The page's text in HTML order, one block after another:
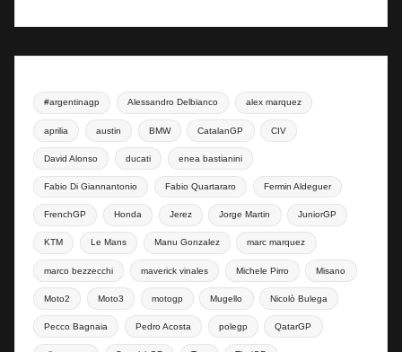
#argentinagp Alessandro Delbianco alex marquez
aprilia austin BMW CatalanGP CIV
David Alonso ducati enea bastianini
Fabio Di Giannantonio Fabio Quartararo Fermin Aldeguer
FrenchGP Honda Jerez Jorge Martin JuniorGP
KTM Le Mans Manu Gonzalez marc marquez
marco bezzecchi maverick vinales Michele Pirro Misano
Moto2 Moto3 motogp Mugello Nicolò Bulega
Pecco Bagnaia Pedro Acosta polegp QatarGP